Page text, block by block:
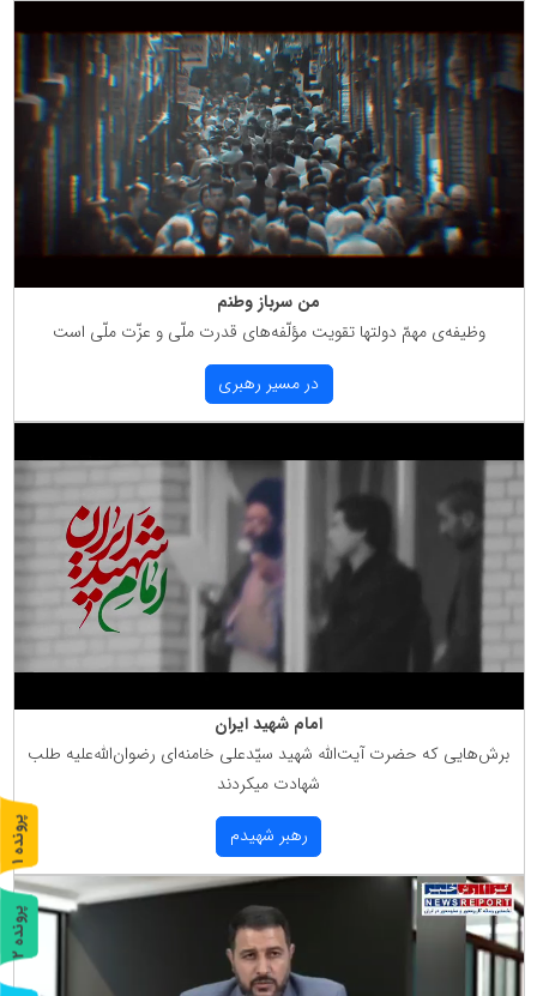
من سرباز وطنم
وظیفه‌ی مهمّ دولتها تقویت مؤلّفه‌های قدرت ملّی و عزّت ملّی است
در مسیر رهبری
امام شهید ایران
برش‌هایی كه حضرت آیت‌الله شهید سیّدعلی خامنه‌ای رضوان‌الله‌علیه طلب
شهادت میكردند
رهبر شهیدم
پ
ر
و
ن
د
ه
1
پ
ر
و
ن
د
ه
2